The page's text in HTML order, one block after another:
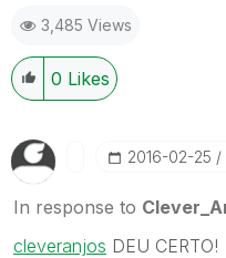
3,485 Views
0 Likes
‎2016-02-25
In response to
cleveranjos ‌ DEU CERTO!